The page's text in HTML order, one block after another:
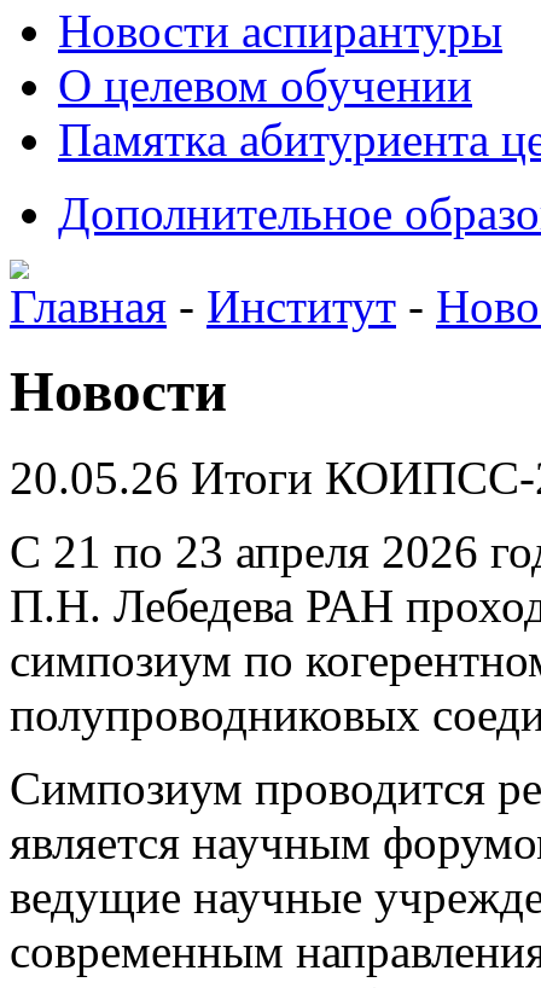
Новости аспирантуры
О целевом обучении
Памятка абитуриента
Дополнительное
Главная - Институт -
Новости
20.05.26 Итоги КОИПСС-
С 21 по 23 апреля 2026
П.Н. Лебедева РАН
симпозиум по
полупроводниковых
Симпозиум проводится
является научным
ведущие научные
современным